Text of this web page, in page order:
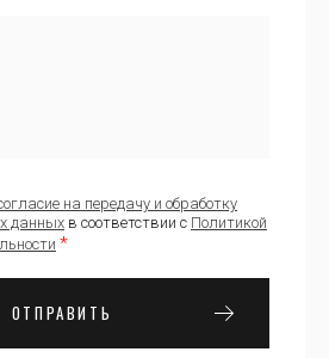
на передачу и обработку
данных в соответствии с Политикой
*
ОТПРАВИТЬ